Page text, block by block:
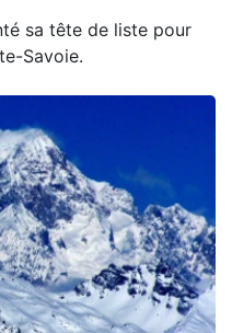
sa tête de liste pour
Savoie.